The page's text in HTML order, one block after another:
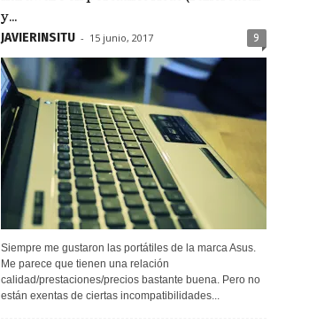
y...
JAVIERINSITU - 15 junio, 2017 9
Siempre me gustaron las portátiles de la marca Asus.
Me parece que tienen una relación
calidad/prestaciones/precios bastante buena. Pero no
están exentas de ciertas incompatibilidades...